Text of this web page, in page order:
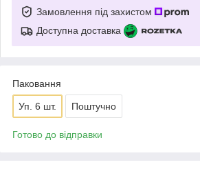
Замовлення під захистом
Доступна доставка
Паковання
Уп. 6 шт. Поштучно
Готово до відправки